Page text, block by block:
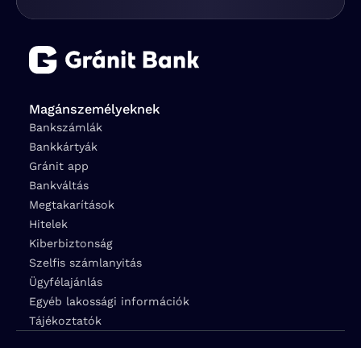
Magánszemélyeknek
Bankszámlák
Bankkártyák
Gránit app
Bankváltás
Megtakarítások
Hitelek
Kiberbiztonság
Szelfis számlanyitás
Ügyfélajánlás
Egyéb lakossági információk
Tájékoztatók